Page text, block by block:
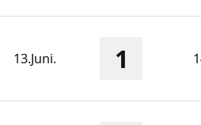
13.Juni. 1